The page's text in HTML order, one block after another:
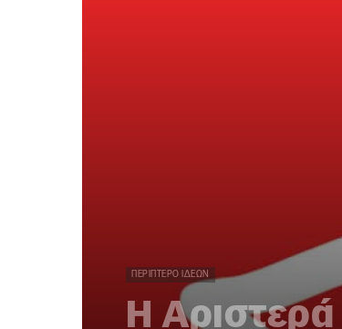
ΠΕΡΊΠΤΕΡΟ ΙΔΕΏΝ
Η Αριστερά